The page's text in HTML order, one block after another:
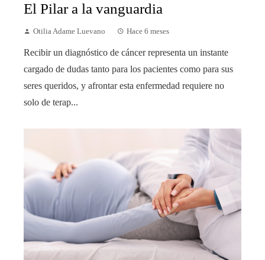
El Pilar a la vanguardia
Otilia Adame Luevano Hace 6 meses
Recibir un diagnóstico de cáncer representa un instante
cargado de dudas tanto para los pacientes como para sus
seres queridos, y afrontar esta enfermedad requiere no
solo de terap...